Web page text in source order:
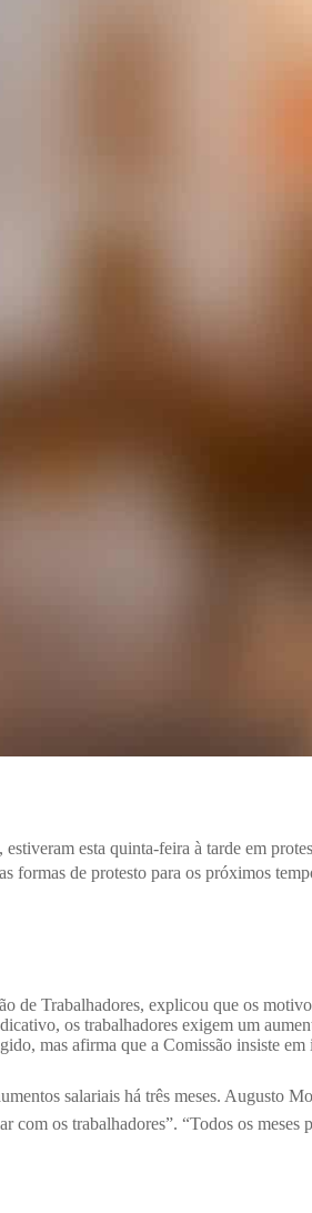
esta quinta-feira à tarde em
formas de protesto para os próximos
de Trabalhadores, explicou que os
os trabalhadores exigem um
mas afirma que a Comissão insiste em
salariais há três meses. Augusto
com os trabalhadores”. “Todos os